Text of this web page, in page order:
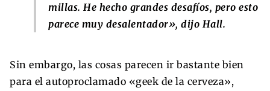
millas. He hecho grandes desafíos, pero esto
parece muy desalentador», dijo Hall.
Sin embargo, las cosas parecen ir bastante bien
para el autoproclamado «geek de la cerveza»,